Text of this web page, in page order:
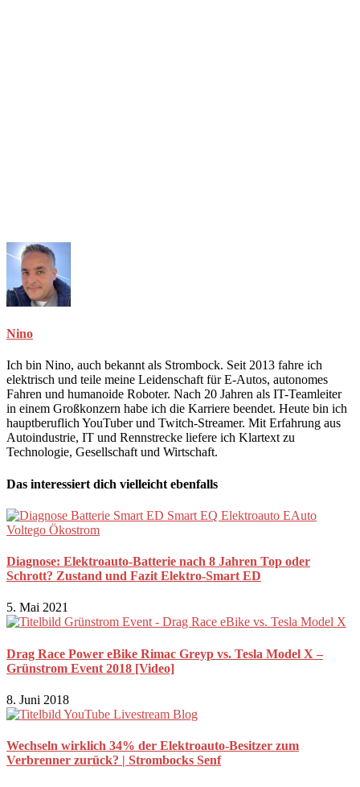
Nino
Ich bin Nino, auch bekannt als Strombock. Seit 2013 fahre ich
elektrisch und teile meine Leidenschaft für E-Autos, autonomes
Fahren und humanoide Roboter. Nach 20 Jahren als IT-Teamleiter
in einem Großkonzern habe ich die Karriere beendet. Heute bin ich
hauptberuflich YouTuber und Twitch-Streamer. Mit Erfahrung aus
Autoindustrie, IT und Rennstrecke liefere ich Klartext zu
Technologie, Gesellschaft und Wirtschaft.
Das interessiert dich vielleicht ebenfalls
Diagnose: Elektroauto-Batterie nach 8 Jahren Top oder
Schrott? Zustand und Fazit Elektro-Smart ED
5. Mai 2021
Drag Race Power eBike Rimac Greyp vs. Tesla Model X –
Grünstrom Event 2018 [Video]
8. Juni 2018
Wechseln wirklich 34% der Elektroauto-Besitzer zum
Verbrenner zurück? | Strombocks Senf